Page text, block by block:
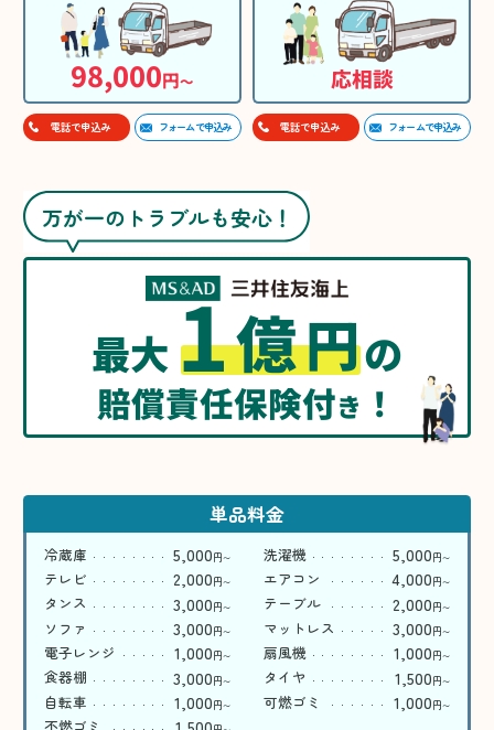
98,000円〜
電話で申込み フォームで申込み
応相談
電話で申込み フォームで申込み
万が一のトラブルも安心！
最大1億円の
賠償責任保険付き ！
単品料金
冷蔵庫 5,000円〜 洗濯機 5,000円〜
テレビ 2,000円〜 エアコン 4,000円〜
タンス 3,000円〜 テーブル 2,000円〜
ソファ 3,000円〜 マットレス 3,000円〜
電子レンジ 1,000円〜 扇風機 1,000円〜
食器棚 3,000円〜 タイヤ 1,500円〜
自転車 1,000円〜 可燃ゴミ 1,000円〜